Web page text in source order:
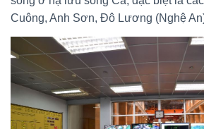
Cuông, Anh Sơn, Đô Lương (Nghệ